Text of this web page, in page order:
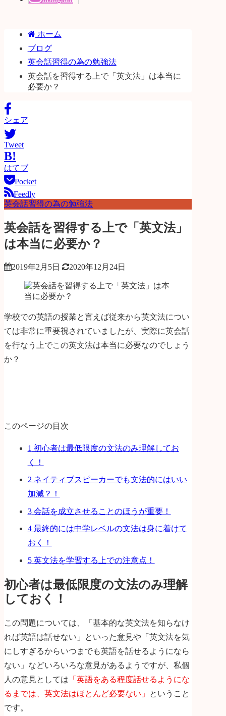
ホーム
ブログ
英会話習得の為の勉強法
英会話を習得する上で「英文法」は本当に
必要か？
シェア
Tweet
B!
はてブ
Pocket
Feedly
英会話習得の為の勉強法
英会話を習得する上で「英文法」
は本当に必要か？
2019年2月5日 2020年12月24日
学校での英語の授業と言えば従来から英文法につい
ては非常に重要視されていましたが、実際に英会話
を行なう上でこの英文法は本当に必要なのでしょう
か？
このページの目次
1 初心者は最低限度の文法のみ理解してお
く！
2 ネイティブスピーカーでも文法的にはいい
加減？！
3会話を成立させることのほうが重要！
4最終的には中学レベルの文法は身に着けて
おく！
5英文法を学習する上での注意点！
初心者は最低限度の文法のみ理解
しておく！
この問題については、「基本的な英文法を知らなけ
れば英語は話せない」といった意見や「英文法を気
にしすぎるからいつまでも英語を話せるようになら
ない」などいろいろな意見があるようですが、私個
人の意見としては 「英語をある程度話せるようにな
るまでは、英文法はほとんど必要ない」
ということ
です。